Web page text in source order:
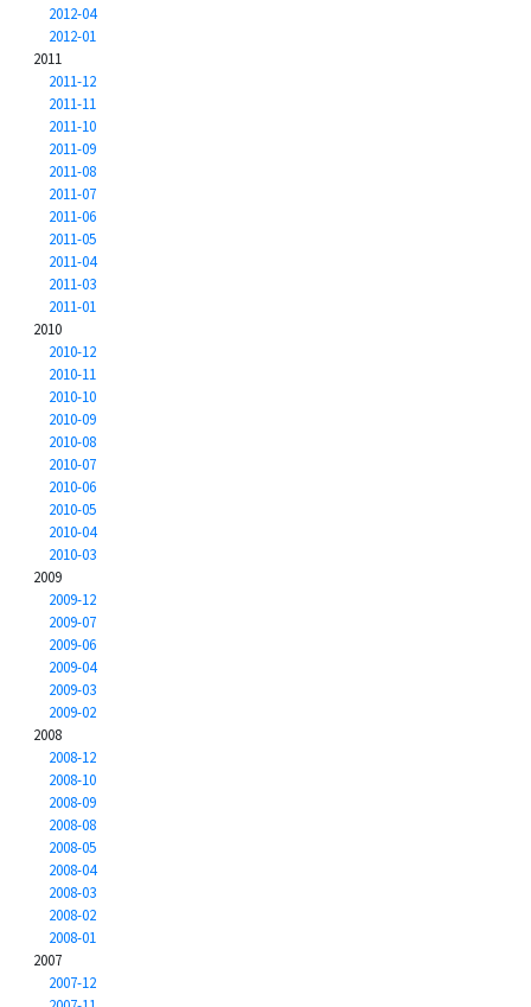
2012-04
2012-01
2011
2011-12
2011-11
2011-10
2011-09
2011-08
2011-07
2011-06
2011-05
2011-04
2011-03
2011-01
2010
2010-12
2010-11
2010-10
2010-09
2010-08
2010-07
2010-06
2010-05
2010-04
2010-03
2009
2009-12
2009-07
2009-06
2009-04
2009-03
2009-02
2008
2008-12
2008-10
2008-09
2008-08
2008-05
2008-04
2008-03
2008-02
2008-01
2007
2007-12